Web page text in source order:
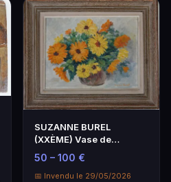
SUZANNE BUREL
(XXÈME) Vase de
dahlias, huile sur toile
signé…
50 – 100 €
📅 Invendu le 29/05/2026